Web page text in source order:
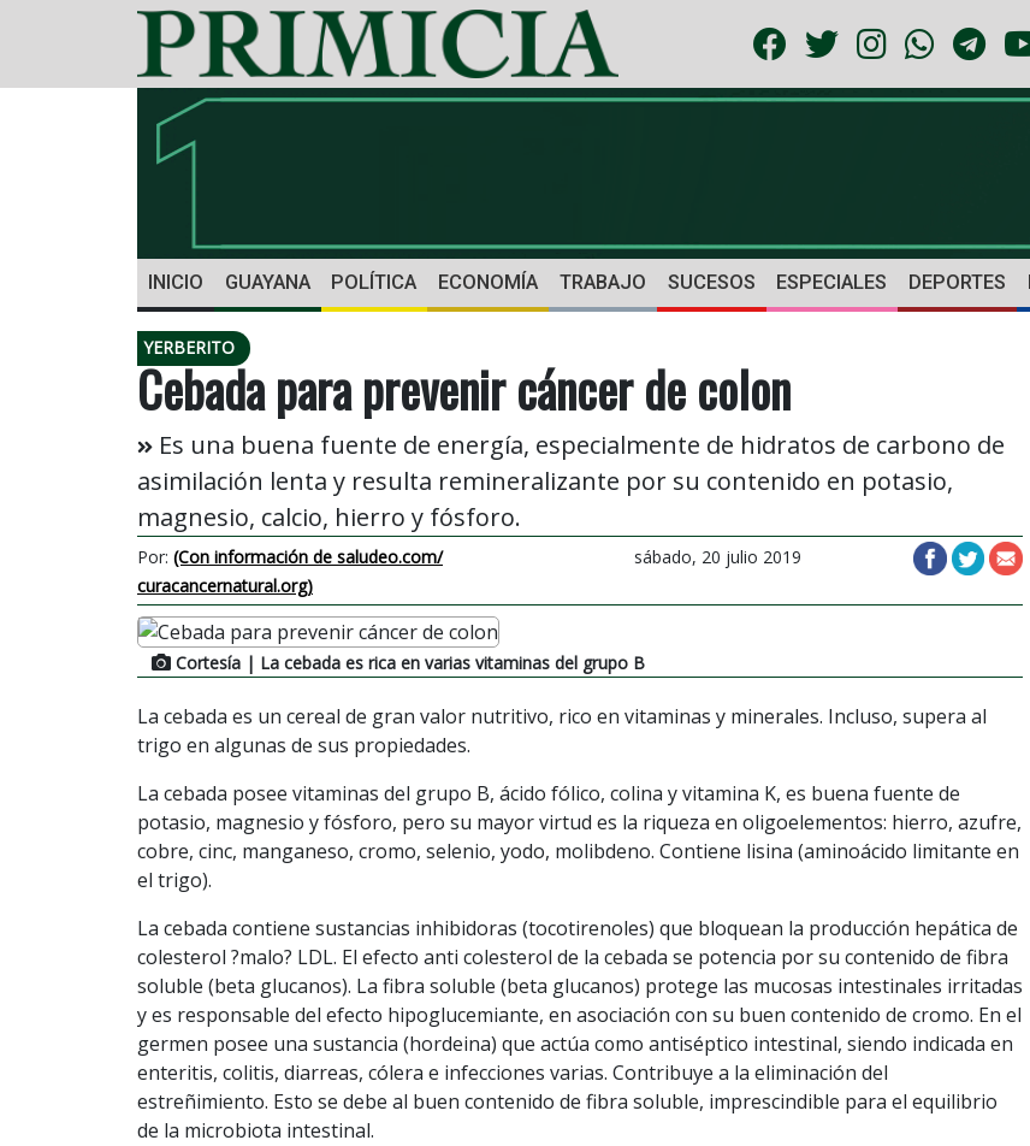
INICIO GUAYANA POLÍTICA ECONOMÍA TRABAJO SUCESOS ESPECIALES DEPORTES
YERBERITO
Cebada para prevenir cáncer de colon
Es una buena fuente de energía, especialmente de hidratos de carbono de
asimilación lenta y resulta remineralizante por su contenido en potasio,
magnesio, calcio, hierro y fósforo.
Por: (Con información de saludeo.com/
curacancernatural.org)
sábado, 20 julio 2019
Cortesía | La cebada es rica en varias vitaminas del grupo B
La cebada es un cereal de gran valor nutritivo, rico en vitaminas y minerales. Incluso, supera al
trigo en algunas de sus propiedades.
La cebada posee vitaminas del grupo B, ácido fólico, colina y vitamina K, es buena fuente de
potasio, magnesio y fósforo, pero su mayor virtud es la riqueza en oligoelementos: hierro, azufre,
cobre, cinc, manganeso, cromo, selenio, yodo, molibdeno. Contiene lisina (aminoácido limitante en
el trigo).
La cebada contiene sustancias inhibidoras (tocotirenoles) que bloquean la producción hepática de
colesterol ?malo? LDL. El efecto anti colesterol de la cebada se potencia por su contenido de fibra
soluble (beta glucanos). La fibra soluble (beta glucanos) protege las mucosas intestinales irritadas
y es responsable del efecto hipoglucemiante, en asociación con su buen contenido de cromo. En el
germen posee una sustancia (hordeina) que actúa como antiséptico intestinal, siendo indicada en
enteritis, colitis, diarreas, cólera e infecciones varias. Contribuye a la eliminación del
estreñimiento. Esto se debe al buen contenido de fibra soluble, imprescindible para el equilibrio
de la microbiota intestinal.